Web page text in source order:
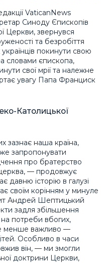
VaticanNews
Синоду Єпископів
Церкви, звернувся
та безробіття
покинути свою
словами єпископа,
свої мрії та належне
увагу Папа Франциск
Католицької
зазнає наша країна,
запропонувати
про братерство
— продовжує
історію в галузі
своїм корінням у минуле
Андрей Шептицький
задля збільшення
на потреби вбогих,
менше важливо —
Особливо в часи
він, — ми змогли
доктрини Церкви,